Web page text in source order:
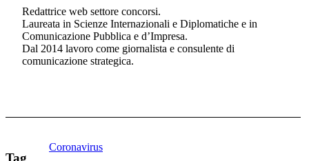
Redattrice web settore concorsi.
Laureata in Scienze Internazionali e Diplomatiche e in
Comunicazione Pubblica e d’Impresa.
Dal 2014 lavoro come giornalista e consulente di
comunicazione strategica.
Tag
Coronavirus